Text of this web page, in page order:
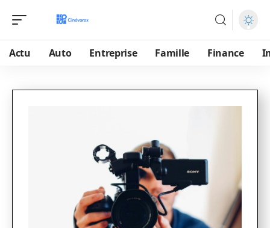
Actu Auto Entreprise Famille Finance